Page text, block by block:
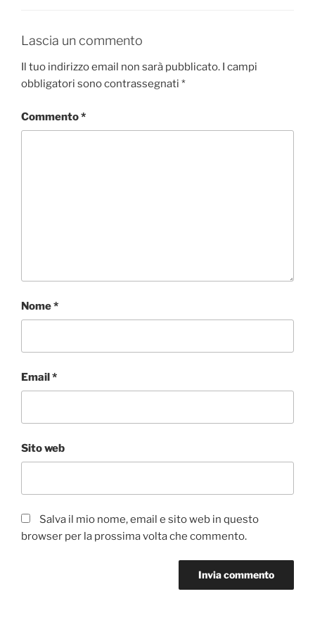
Lascia un commento
Il tuo indirizzo email non sarà pubblicato. I campi
obbligatori sono contrassegnati *
Commento*
Nome*
Email*
Sito web
Salva il mio nome, email e sito web in questo
browser per la prossima volta che commento.